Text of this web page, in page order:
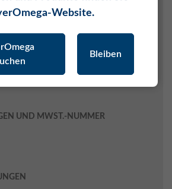
UND MWST.-NUMMER
Website.
Bleiben